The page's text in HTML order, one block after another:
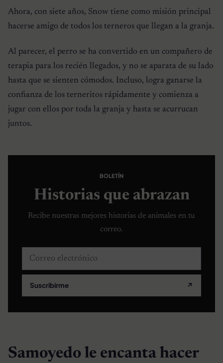
Ahora, con siete años, Snow tiene como misión principal
hacerse amigo de todos los terneros que llegan a la granja.
Al parecer, el perro se ha convertido en un compañero de
terapia para los recién llegados, y no se aparata de su lado
hasta que se sienten cómodos. Incluso, logra ganarse la
confianza de los terneritos rápidamente y comienza a
jugar con ellos por toda la granja y hasta se acurrucan
juntos.
BOLETÍN
Historias que abrazan
Recibe nuestras mejores historias de animales en tu
correo.
Correo electrónico
Suscribirme ↗
Samoyedo le encanta hacer